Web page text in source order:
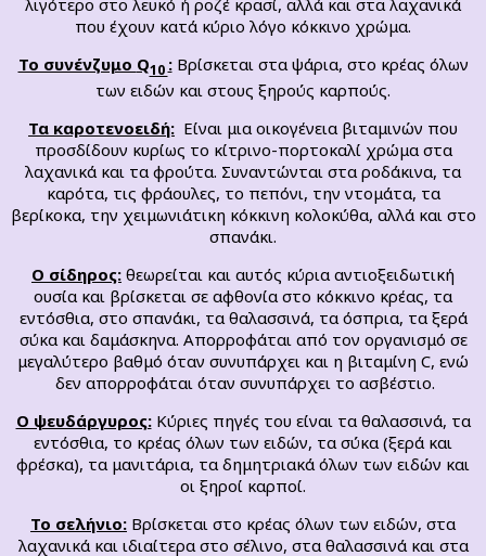
λιγότερο στο λευκό ή ροζέ κρασί, αλλά και στα λαχανικά
που έχουν κατά κύριο λόγο κόκκινο χρώμα.
Το συνένζυμο Q10: Βρίσκεται στα ψάρια, στο κρέας όλων
των ειδών και στους ξηρούς καρπούς.
Τα καροτενοειδή: Είναι μια οικογένεια βιταμινών που
προσδίδουν κυρίως το κίτρινο-πορτοκαλί χρώμα στα
λαχανικά και τα φρούτα. Συναντώνται στα ροδάκινα, τα
καρότα, τις φράουλες, το πεπόνι, την ντομάτα, τα
βερίκοκα, την χειμωνιάτικη κόκκινη κολοκύθα, αλλά και στο
σπανάκι.
Ο σίδηρος: θεωρείται και αυτός κύρια αντιοξειδωτική
ουσία και βρίσκεται σε αφθονία στο κόκκινο κρέας, τα
εντόσθια, στο σπανάκι, τα θαλασσινά, τα όσπρια, τα ξερά
σύκα και δαμάσκηνα. Απορροφάται από τον οργανισμό σε
μεγαλύτερο βαθμό όταν συνυπάρχει και η βιταμίνη C, ενώ
δεν απορροφάται όταν συνυπάρχει το ασβέστιο.
Ο ψευδάργυρος:Κύριες πηγές του είναι τα θαλασσινά, τα
εντόσθια, το κρέας όλων των ειδών, τα σύκα (ξερά και
φρέσκα), τα μανιτάρια, τα δημητριακά όλων των ειδών και
οι ξηροί καρποί.
Το σελήνιο: Βρίσκεται στο κρέας όλων των ειδών, στα
λαχανικά και ιδιαίτερα στο σέλινο, στα θαλασσινά και στα